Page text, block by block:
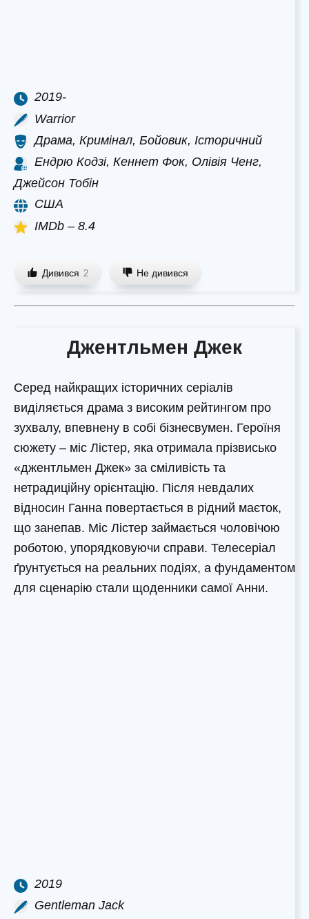
2019-
Warrior
Драма, Кримінал, Бойовик, Історичний
Ендрю Кодзі, Кеннет Фок, Олівія Ченг,
Джейсон Тобін
США
IMDb – 8.4
Дивився 2 Не дивився
Джентльмен Джек
Серед найкращих історичних серіалів
виділяється драма з високим рейтингом про
зухвалу, впевнену в собі бізнесвумен. Героїня
сюжету – міс Лістер, яка отримала прізвисько
«джентльмен Джек» за сміливість та
нетрадиційну орієнтацію. Після невдалих
відносин Ганна повертається в рідний маєток,
що занепав. Міс Лістер займається чоловічою
роботою, упорядковуючи справи. Телесеріал
ґрунтується на реальних подіях, а фундаментом
для сценарію стали щоденники самої Анни.
2019
Gentleman Jack